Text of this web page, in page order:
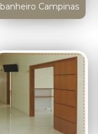
banheiro Campinas